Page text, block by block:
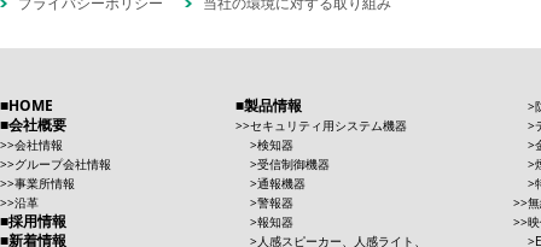
HOME
会社概要
会社情報
グループ会社情報
事業所情報
沿革
採用情報
新着情報
製品情報
セキュリティ用システム機器
検知器
受信制御機器
通報機器
警報器
報知器
人感スピーカー、人感ライト、